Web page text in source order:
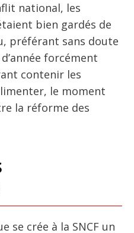
national, les
bien gardés de
préférant sans doute
forcément
contenir les
le moment
la réforme des
se crée à la SNCF un